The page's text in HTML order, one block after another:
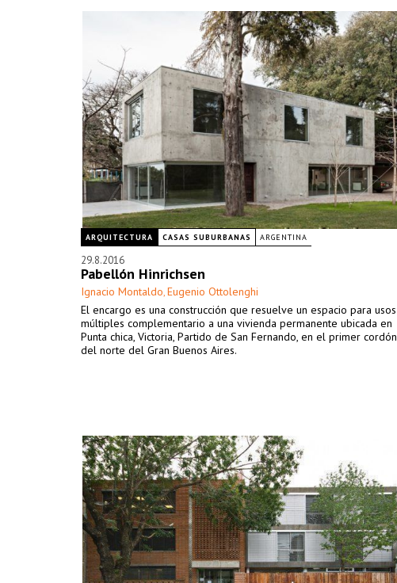
ARQUITECTURA CASAS SUBURBANAS ARGENTINA
29.8.2016
Pabellón Hinrichsen
Ignacio Montaldo, Eugenio Ottolenghi
El encargo es una construcción que resuelve un espacio para usos
múltiples complementario a una vivienda permanente ubicada en
Punta chica, Victoria, Partido de San Fernando, en el primer cordón
del norte del Gran Buenos Aires.